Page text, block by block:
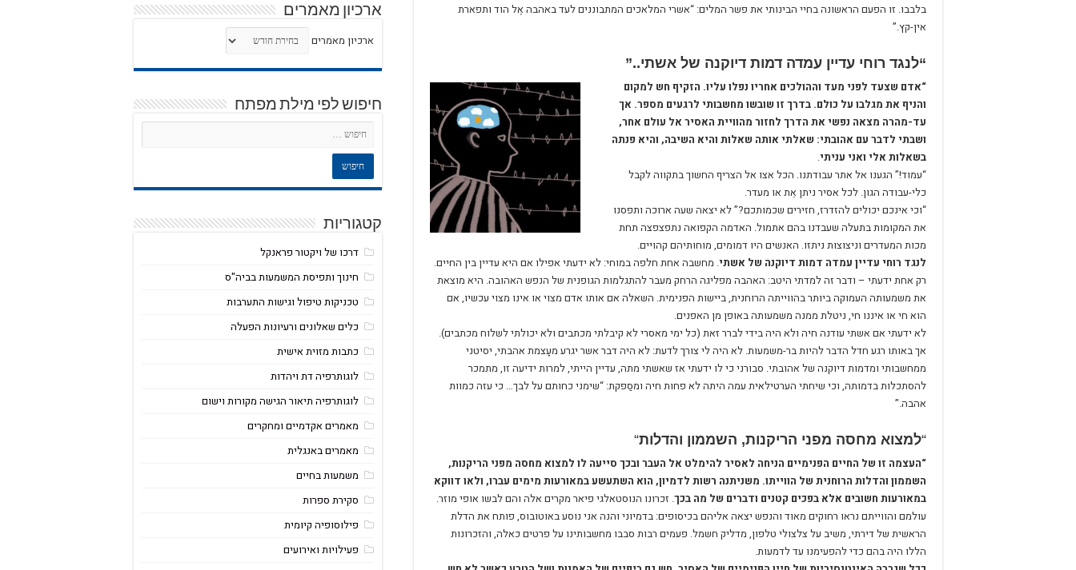
בלבבו. זו הפעם הראשונה בחיי הבינותי את פשר המלים: “אשרי המלאכים המתבוננים לעד באהבה אֶל הוד ותפארת
אין-קץ.”
“לנגד רוחי עדיין עמדה דמות דיוקנה של אשתי..”
“אדם שצעד לפני מעד וההולכים אחריו נפלו עליו. הזקיף חש למקום
והניף את מגלבו על כולם. בדרך זו שובשו מחשבותי לרגעים מספר. אך
עד-מהרה מצאה נפשי את הדרך לחזור מהוויית האסיר אל עולם אחר,
ושבתי לדבר עם אהובתי: שאלתי אותה שאלות והיא השיבה, והיא פנתה
בשאלות אלי ואני עניתי.
“עמוד!” הגענו אל אתר עבודתנו. הכל אצו אל הצריף החשוך בתקווה לקבל
כלי-עבודה הגון. לכל אסיר ניתן אֵת או מעדר.
“וכי אינכם יכולים להזדרז, חזירים שכמותכם?” לא יצאה שעה ארוכה ותפסנו
את המקומות בתעלה שעבדנו בהם אתמול. האדמה הקפואה נתפצפצה תחת
מכות המעדרים וניצוצות ניתזו. האנשים היו דמומים, מוחותיהם קהויים.
לנגד רוחי עדיין עמדה דמות דיוקנה של אשתי. מחשבה אחת חלפה במוחי: לא ידעתי אפילו אם היא עדיין בין החיים.
רק אחת ידעתי – ודבר זה למדתי היטב: האהבה מפליגה הרחק מעבר להתגלמות הגופנית של הנפש האהובה. היא מוצאת
את משמעותה העמוקה ביותר בהווייתה הרוחנית, ביישות הפנימית. השאלה אם אותו אדם מצוי או אינו מצוי עכשיו, אם
הוא חי או איננו חי, ניטלת ממנה משמעותה באופן מן האפנים.
לא ידעתי אם אשתי עודנה חיה ולא היה בידי לברר זאת (כל ימי מאסרי לא קיבלתי מכתבים ולא יכולתי לשלוח מכתבים).
אך באותו רגע חדל הדבר להיות בר-משמעות. לא היה לי צורך לדעת: לא היה דבר אשר יגרע מעָצמת אהבתי, יסיטני
ממחשבותי ומדמות דיוקנה של אהובתי. סבורני כי לו ידעתי אז שאשתי מתה, עדיין הייתי, למרות ידיעה זו, מתמכר
להסתכלות בדמותה, וכי שיחתי הערטילאית עמה היתה לא פחות חיה ומסַפקת: “שימני כחותם על לבך… כי עזה כמוות
אהבה.”
“למצוא מחסה מפני הריקנות, השממון והדלות“
“העצמה זו של החיים הפנימיים הניחה לאסיר להימלט אל העבר ובכך סייעה לו למצוא מחסה מפני הריקנות,
השממון והדלות הרוחנית של הווייתו. משניתנה רשות לדמיון, הוא השתעשע במאורעות מימים עברו, ולאו דווקא
במאורעות חשובים אלא בפכים קטנים ודברים של מה בכך. זכרונו הנוסטאלגי פיאר מקרים אלה והם לבשו אופי מוזר.
עולמם והווייתם נראו רחוקים מאוד והנפש יצאה אליהם בכיסופים: בדמיוני והנה אני נוסע באוטובוס, פותח את הדלת
הראשית של דירתי, משיב על צלצולי טלפון, מדליק חשמל. פעמים רבות סבבו מחשבותינו על פרטים כאלה, והזכרונות
הללו היה בהם כדי להפעימנו עד לדמעות.
ארכיון מאמרים
ארכיון מאמרים
חיפוש לפי מילת מפתח
קטגוריות
דרכו של ויקטור פראנקל
חינוך ותפיסת המשמעות בביה"ס
טכניקות טיפול וגישות התערבות
כלים שאלונים ורעיונות הפעלה
כתבות מזוית אישית
לוגותרפיה דת ויהדות
לוגותרפיה תיאור הגישה מקורות וישום
מאמרים אקדמיים ומחקרים
מאמרים באנגלית
משמעות בחיים
סקירת ספרות
פילוסופיה קיומית
פעילויות ואירועים